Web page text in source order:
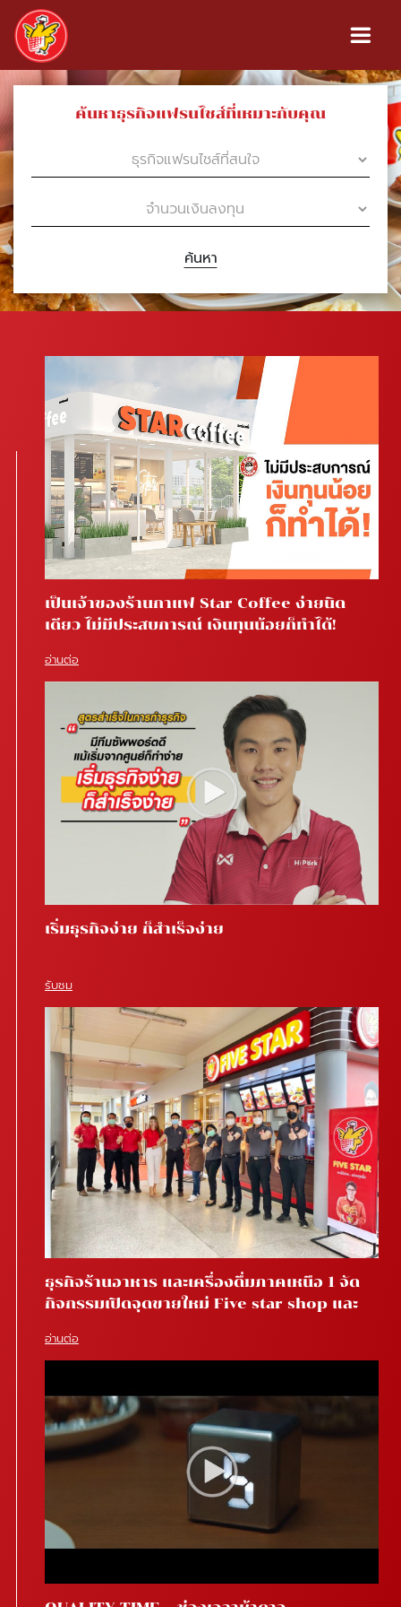
ค้นหาธุรกิจแฟรนไชส์ที่เหมาะกับคุณ
ค้นหา
เป็นเจ้าของร้านกาแฟ Star Coffee ง่ายนิด
เดียว ไม่มีประสบการณ์ เงินทุนน้อยก็ทำได้!
อ่านต่อ
เริ่มธุรกิจง่าย ก็สำเร็จง่าย
รับชม
ธุรกิจร้านอาหาร และเครื่องดื่มภาคเหนือ 1 จัด
กิจกรรมเปิดจุดขายใหม่ Five star shop และ
อ่านต่อ